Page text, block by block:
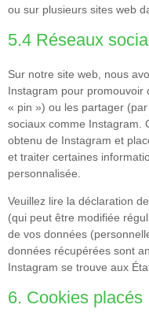
ou sur plusieurs sites web
5.4 Réseaux
Sur notre site web, nous
Instagram pour promouvoir
« pin ») ou les partager
sociaux comme Instagram.
obtenu de Instagram et
et traiter certaines
personnalisée.
Veuillez lire la déclaration
(qui peut être modifiée
de vos données
données récupérées sont
Instagram se trouve aux
6. Cookies placés